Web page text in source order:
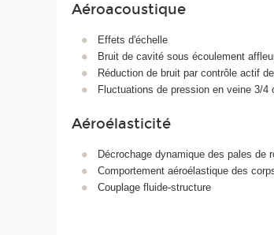
Aéroacoustique
Effets d'échelle
Bruit de cavité sous écoulement
Réduction de bruit par contrôle actif
Fluctuations de pression en veine 3/4
Aéroélasticité
Décrochage dynamique des pales de
Comportement aéroélastique des
Couplage fluide-structure